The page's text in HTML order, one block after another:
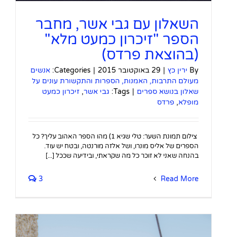
השאלון עם גבי אשר, מחבר
הספר "זיכרון כמעט מלא"
(בהוצאת פרדס)
By ירין כץ | 29 באוקטובר 2015 |
Categories: אנשים
מעולם התרבות, האמנות, הספרות והתקשורת עונים על
שאלון בנושא ספרים |
Tags: גבי אשר, זיכרון כמעט
מופלא, פרדס
צילום תמונת השער: טלי שגיא 1) מהו הספר האהוב עליך? כל
הספרים של אליס מונרו, ושל אלזה מורנטה, ובטח יש עוד.
בהנחה שאני לא זוכר כל מה שקראתי, ובידיעה שככל [...]
Read More
3